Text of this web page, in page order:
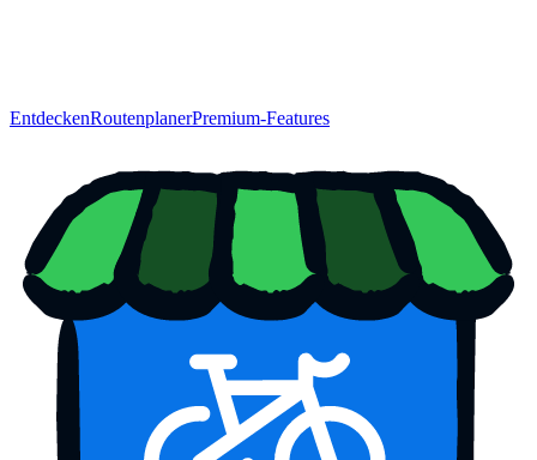
EntdeckenRoutenplanerPremium-Features